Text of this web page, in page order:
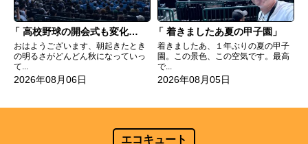
高校野球の開会式も変化してる
おはようございます、朝起きたとき
の明るさがどんどん秋になっていっ
て...
2026年08月06日
着きましたあ夏の甲子園
着きましたあ、１年ぶりの夏の甲子
園。この景色、この空気です。最高
で...
2026年08月05日
エコキュート